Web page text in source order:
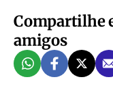
Compartilhe
amigos